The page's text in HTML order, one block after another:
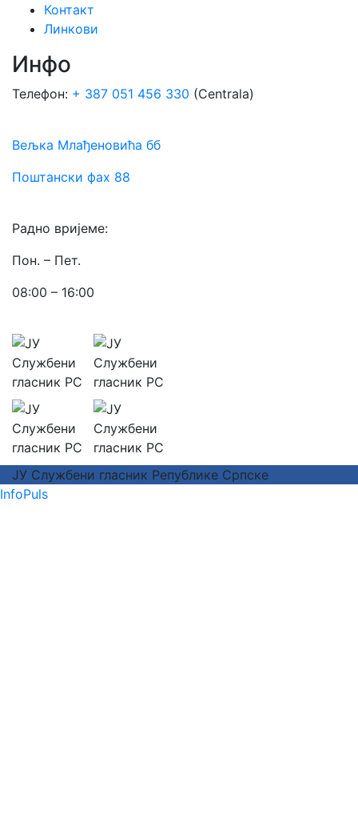
Контакт
Линкови
Инфо
Телефон: + 387 051 456 330 (Centrala)
Вељка Млађеновића бб
Поштански фах 88
Радно вријеме:
Пон. – Пет.
08:00 – 16:00
ЈУ Службени гласник Републике Српске
InfoPuls